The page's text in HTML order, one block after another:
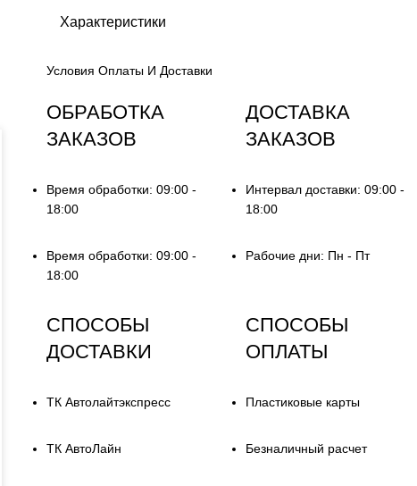
Характеристики
Условия Оплаты И Доставки
ОБРАБОТКА
ЗАКАЗОВ
Время обработки: 09:00 -
18:00
Время обработки: 09:00 -
18:00
ДОСТАВКА
ЗАКАЗОВ
Интервал доставки: 09:00 -
18:00
Рабочие дни: Пн - Пт
СПОСОБЫ
ДОСТАВКИ
ТК Автолайтэкспресс
ТК АвтоЛайн
СПОСОБЫ
ОПЛАТЫ
Пластиковые карты
Безналичный расчет